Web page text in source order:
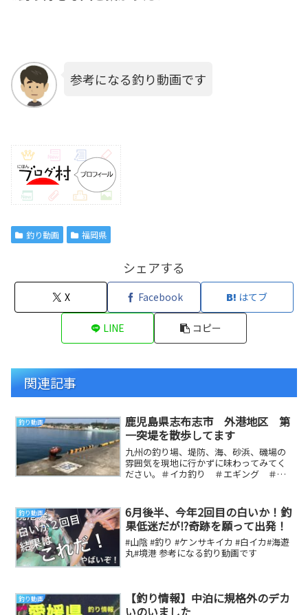
参考になる釣り動画です
釣り動画 福岡県
シェアする
X Facebook はてブ
LINE コピー
関連記事
釣り動画
鹿児島県志布志市 外港地区 第
一突堤を散歩してます
九州の釣り場、堤防、海、砂浜、磯場の
雰囲気を現地に行かずに味わってみてく
ださい。＃イカ釣り ＃エギング ＃釣
釣り動画
6月後半、今年2回目の白いか！釣
果低迷だが⁉️奇跡を願って出発！
#山陰 #釣り #ケンサキイカ #白イカ#海遊
丸#境港 参考になる釣り動画です
釣り動画
【釣り情報】中泊に規格外のデカ